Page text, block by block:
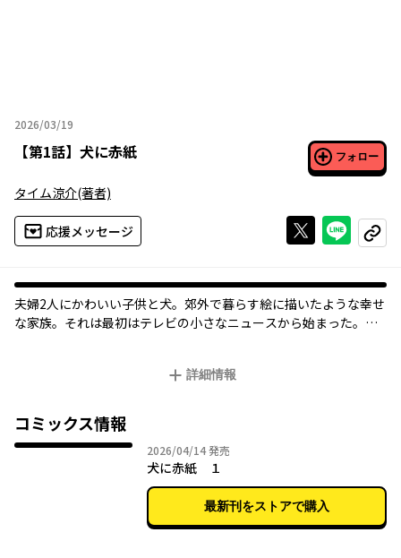
2026/03/19
2026年03月19日
【第1話】 犬に赤紙 フォロー
タイム涼介(著者)
応援メッセージ Xで投稿する
ライン
コピー
夫婦2人にかわいい子供と犬。郊外で暮らす絵に描いたような幸せ
な家族。それは最初はテレビの小さなニュースから始まった。明
詳細情報
コミックス情報
2026/04/142026年04月14日
発売
犬に赤紙 １
最新刊をストアで購入